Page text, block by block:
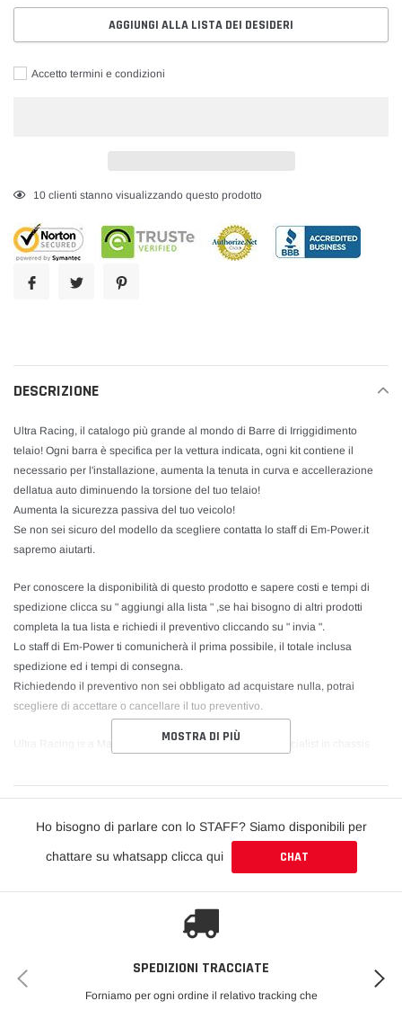
AGGIUNGI ALLA LISTA DEI DESIDERI
Accetto termini e condizioni
Inserimento
prodotto
nel
35 clienti stanno visualizzando questo prodotto
DESCRIZIONE
Ultra Racing, il catalogo più grande al mondo di Barre di Irriggidimento
telaio! Ogni barra è specifica per la vettura indicata, ogni kit contiene il
necessario per l'installazione, aumenta la tenuta in curva e accellerazione
dellatua auto diminuendo la torsione del tuo telaio!
Aumenta la sicurezza passiva del tuo veicolo!
Se non sei sicuro del modello da scegliere contatta lo staff di Em-Power.it
sapremo aiutarti.
Per conoscere la disponibilità di questo prodotto e sapere costi e tempi di
spedizione clicca su " aggiungi alla lista " ,se hai bisogno di altri prodotti
completa la tua lista e richiedi il preventivo cliccando su " invia ".
Lo staff di Em-Power ti comunicherà il prima possibile, il totale inclusa
spedizione ed i tempi di consegna.
Richiedendo il preventivo non sei obbligato ad acquistare nulla, potrai
scegliere di accettare o cancellare il tuo preventivo.
Ultra Racing is a Malaysian-based manufacturer and specialist in chassis
and manufactures high quality strut and chassis bars for all types of
Through intensive research, followed by street and race track testing, Ultra
Racing bars are proven to provide dynamic safety, ultimate road traction and
Ultra Racing chassis reinforcement bars. Thus, increasing handling and
response, improved steering precision under high loads such as cornering
Our extensive line up of Ultra Racing bars will meet all your chassis tuning
MOSTRA DI PIÙ
Ho bisogno di parlare con lo STAFF? Siamo disponibili per
chattare su whatsapp clicca qui CHAT
SPEDIZIONI TRACCIATE
Forniamo per ogni ordine il relativo tracking che